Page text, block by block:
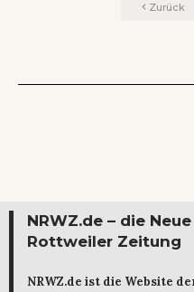
Zurück
NRWZ.de – die Neue
Rottweiler Zeitung
NRWZ.de ist die Website